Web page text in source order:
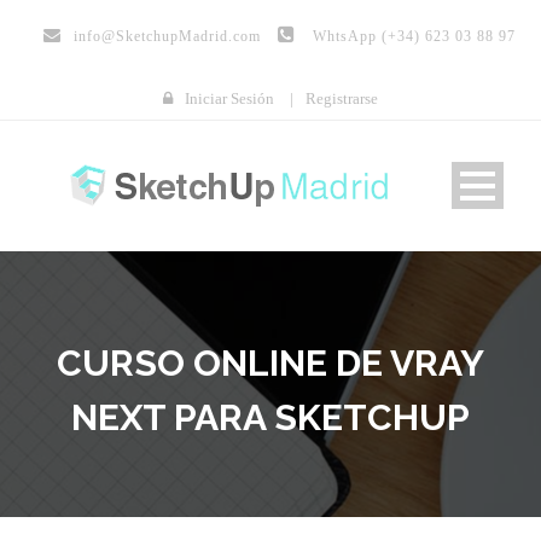
info@SketchupMadrid.com WhtsApp (+34) 623 03 88 97
Iniciar Sesión | Registrarse
CURSO ONLINE DE VRAY
NEXT PARA SKETCHUP